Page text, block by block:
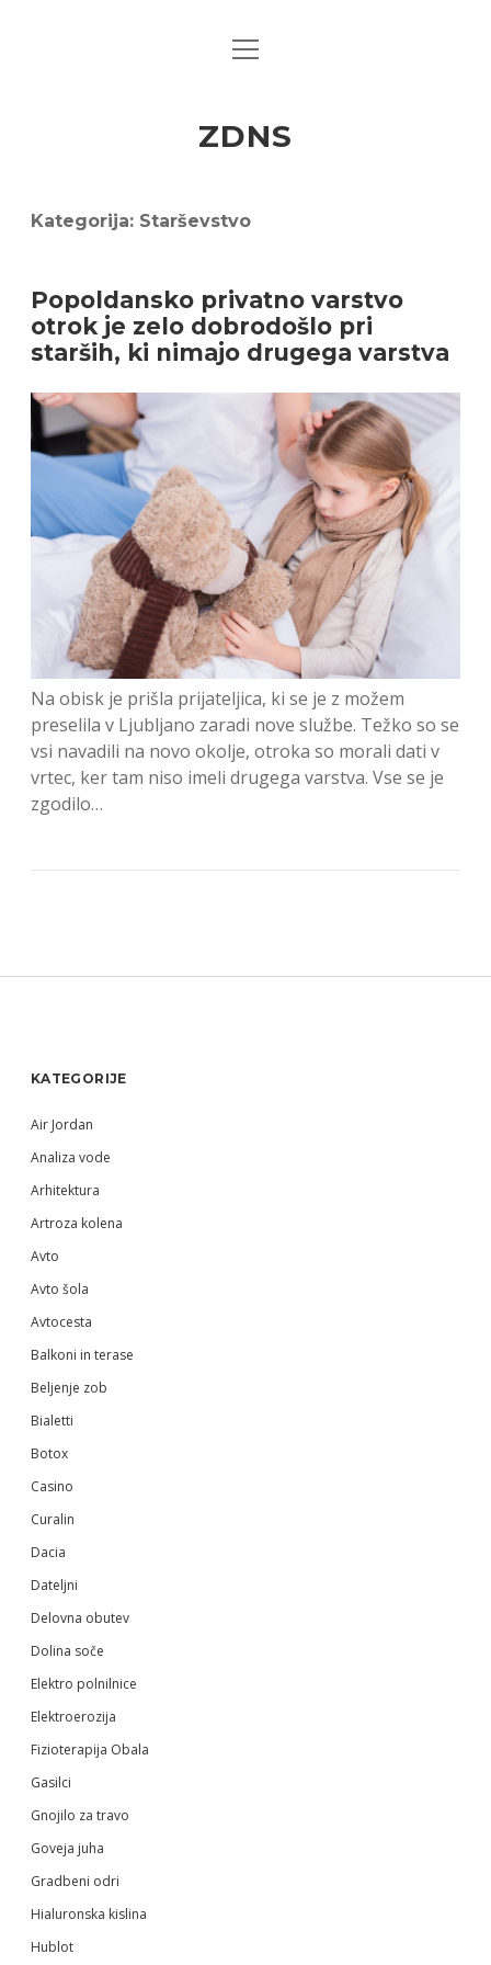
open
ZDNS
Kategorija: Starševstvo
Popoldansko privatno varstvo
otrok je zelo dobrodošlo pri
starših, ki nimajo drugega varstva
Na obisk je prišla prijateljica, ki se je z možem
preselila v Ljubljano zaradi nove službe. Težko so se
vsi navadili na novo okolje, otroka so morali dati v
vrtec, ker tam niso imeli drugega varstva. Vse se je
zgodilo…
KATEGORIJE
Air Jordan
Analiza vode
Arhitektura
Artroza kolena
Avto
Avto šola
Avtocesta
Balkoni in terase
Beljenje zob
Bialetti
Botox
Casino
Curalin
Dacia
Dateljni
Delovna obutev
Dolina soče
Elektro polnilnice
Elektroerozija
Fizioterapija Obala
Gasilci
Gnojilo za travo
Goveja juha
Gradbeni odri
Hialuronska kislina
Hublot